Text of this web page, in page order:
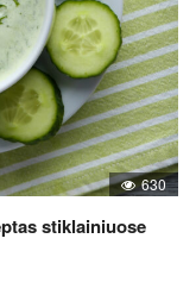
630
stiklainiuose